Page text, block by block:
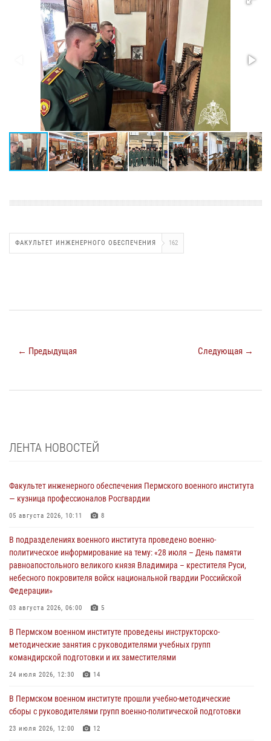
ФАКУЛЬТЕТ ИНЖЕНЕРНОГО ОБЕСПЕЧЕНИЯ 162
← Предыдущая Следующая →
ЛЕНТА НОВОСТЕЙ
Факультет инженерного обеспечения Пермского военного института
— кузница профессионалов Росгвардии
05 августа 2026, 10:11 8
В подразделениях военного института проведено военно-
политическое информирование на тему: «28 июля – День памяти
равноапостольного великого князя Владимира – крестителя Руси,
небесного покровителя войск национальной гвардии Российской
Федерации»
03 августа 2026, 06:00 5
В Пермском военном институте проведены инструкторско-
методические занятия с руководителями учебных групп
командирской подготовки и их заместителями
24 июля 2026, 12:30 14
В Пермском военном институте прошли учебно-методические
сборы с руководителями групп военно-политической подготовки
23 июля 2026, 12:00 12